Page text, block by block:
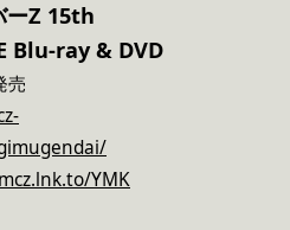
ーZ 15th
Blu-ray & DVD
売
YMK